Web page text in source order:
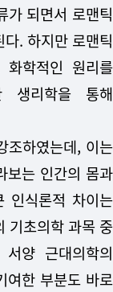
가 되면서 로맨틱
. 하지만 로맨틱
학적인 원리를
생리학을 통해
조하였는데, 이는
보는 인간의 몸과
인식론적 차이는
기초의학 과목 중
양 근대의학의
여한 부분도 바로